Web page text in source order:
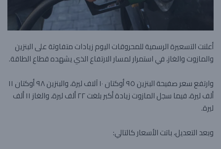
أعلنت التسعيرة الرسمية للمحروقات اليوم زيادات متفاوتة على البنزين
والمازوت والغاز، في استمرار لمسار الارتفاع الذي يشهده قطاع الطاقة.
وارتفع سعر صفيحة البنزين ٩٥ أوكتان ١٠ آلاف ليرة، والبنزين ٩٨ أوكتان ١١
ألف ليرة، فيما سجل المازوت زيادة أكبر بلغت ٢٢ ألف ليرة، والغاز ١١ ألف
ليرة.
وبعد التعديل، باتت الأسعار كالتالي: